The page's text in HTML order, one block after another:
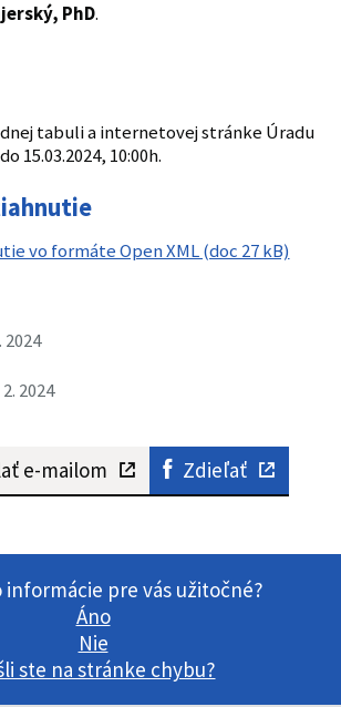
PhD.
tabuli a internetovej stránke Úradu
15.03.2024, 10:00h.
vo formáte Open XML (doc 27 kB)
2024
e-mailom Zdieľať
informácie pre vás užitočné?
Áno
Nie
ste na stránke chybu?